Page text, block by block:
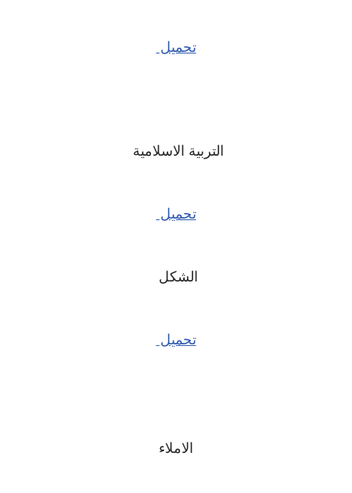
تحميل
التربية الاسلامية
تحميل
الشكل
تحميل
الاملاء